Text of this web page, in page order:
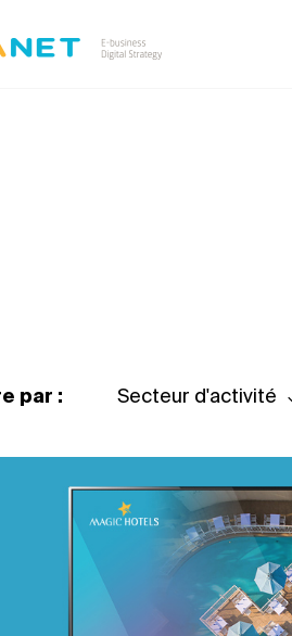
par : Secteur d'activité